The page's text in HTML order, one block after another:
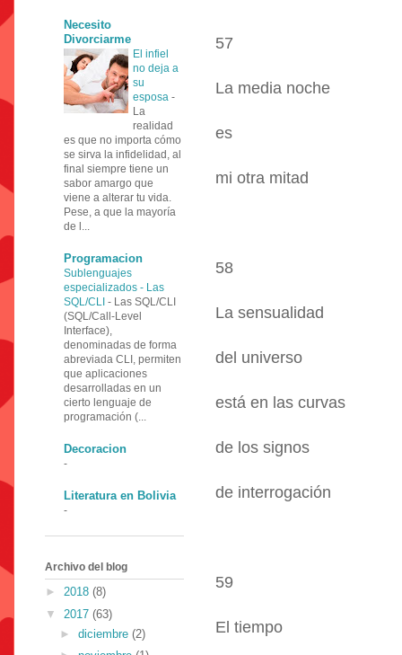
57
La media noche
es
mi otra mitad
58
La sensualidad
del universo
está en las curvas
de los signos
de interrogación
59
El tiempo
Necesito
Divorciarme
El infiel
no deja a
su
esposa -
La
realidad
es que no importa cómo
se sirva la infidelidad, al
final siempre tiene un
sabor amargo que
viene a alterar tu vida.
Pese, a que la mayoría
de l...
Programacion
Sublenguajes
especializados - Las
SQL/CLI - Las SQL/CLI
(SQL/Call-Level
Interface),
denominadas de forma
abreviada CLI, permiten
que aplicaciones
desarrolladas en un
cierto lenguaje de
programación (...
Decoracion
-
Literatura en Bolivia
-
Archivo del blog
► 2018 (8)
▼ 2017 (63)
► diciembre (2)